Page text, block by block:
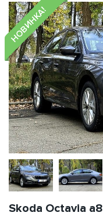
НОВИНКА!
Skoda Octavia a8